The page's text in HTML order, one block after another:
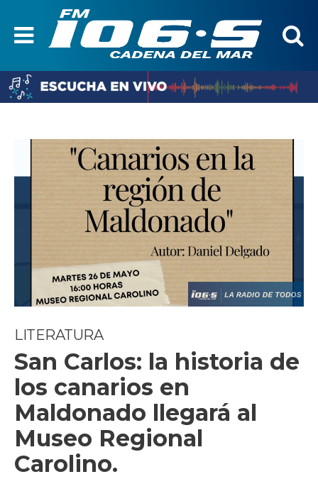
LITERATURA
San Carlos: la historia de
los canarios en
Maldonado llegará al
Museo Regional
Carolino.